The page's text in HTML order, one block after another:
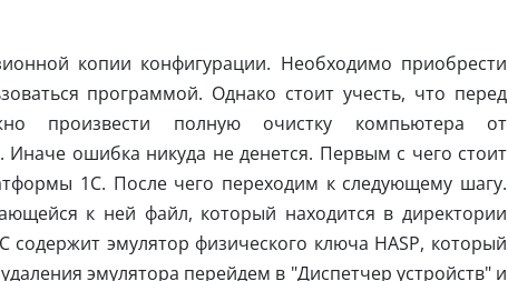
копии конфигурации. Необходимо приобрести
программой. Однако стоит учесть, что перед
произвести полную очистку компьютера от
Иначе ошибка никуда не денется. Первым с чего стоит
1С. После чего переходим к следующему шагу.
к ней файл, который находится в директории
эмулятор физического ключа HASP, который
эмулятора перейдем в "Диспетчер устройств" и